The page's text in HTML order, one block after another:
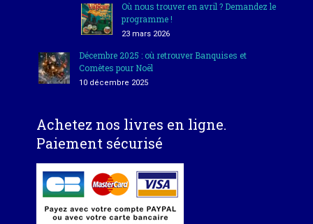
Où nous trouver en avril ? Demandez le
programme !
23 mars 2026
Décembre 2025 : où retrouver Banquises et
Comètes pour Noël
10 décembre 2025
Achetez nos livres en ligne.
Paiement sécurisé